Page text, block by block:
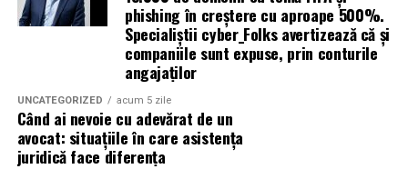
lumânare parfumată, un gel de mâini sau poate chiar un
odorizant pentru mașină. Pentru că, odată ce ai
experimentat calitatea, e greu să te mai întorci la
variantele de supermarket.
Ce poți descoperi aici:
Lumânări parfumate turnate manual – fiecare cu
phishing în creștere cu aproape 500%.
Specialiștii cyber_Folks avertizează că și
companiile sunt expuse, prin conturile
angajaților
UNCATEGORIZED acum 5 zile
Când ai nevoie cu adevărat de un
avocat: situațiile în care asistența
juridică face diferența